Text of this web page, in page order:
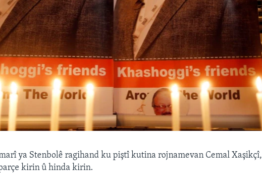
ya Stenbolê ragihand ku piştî kutina rojnamevan Cemal Xaşikçî,
kirin û hinda kirin.